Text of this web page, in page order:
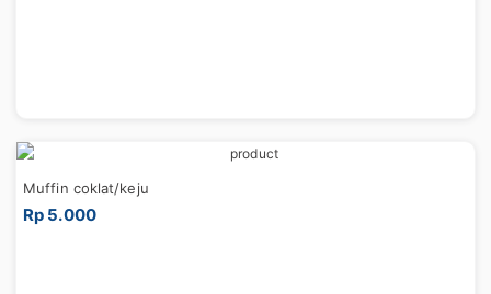
Muffin coklat/keju
Rp 5.000